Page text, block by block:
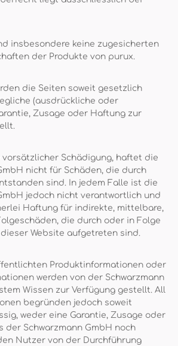
insbesondere keine zugesicherten
der Produkte von purux.
die Seiten soweit gesetzlich
(ausdrückliche oder
Zusage oder Haftung zur
vorsätzlicher Schädigung, haftet die
nicht für Schäden, die durch
sind. In jedem Falle ist die
jedoch nicht verantwortlich und
Haftung für indirekte, mittelbare,
die durch oder in Folge
Website aufgetreten sind.
Produktinformationen oder
werden von der Schwarzmann
Wissen zur Verfügung gestellt. All
begründen jedoch soweit
weder eine Garantie, Zusage oder
der Schwarzmann GmbH noch
Nutzer von der Durchführung